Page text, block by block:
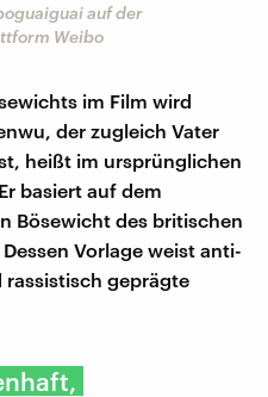
auf der
Weibo
im Film wird
der zugleich Vater
heißt im ursprünglichen
basiert auf dem
Bösewicht des britischen
Dessen Vorlage weist anti-
geprägte